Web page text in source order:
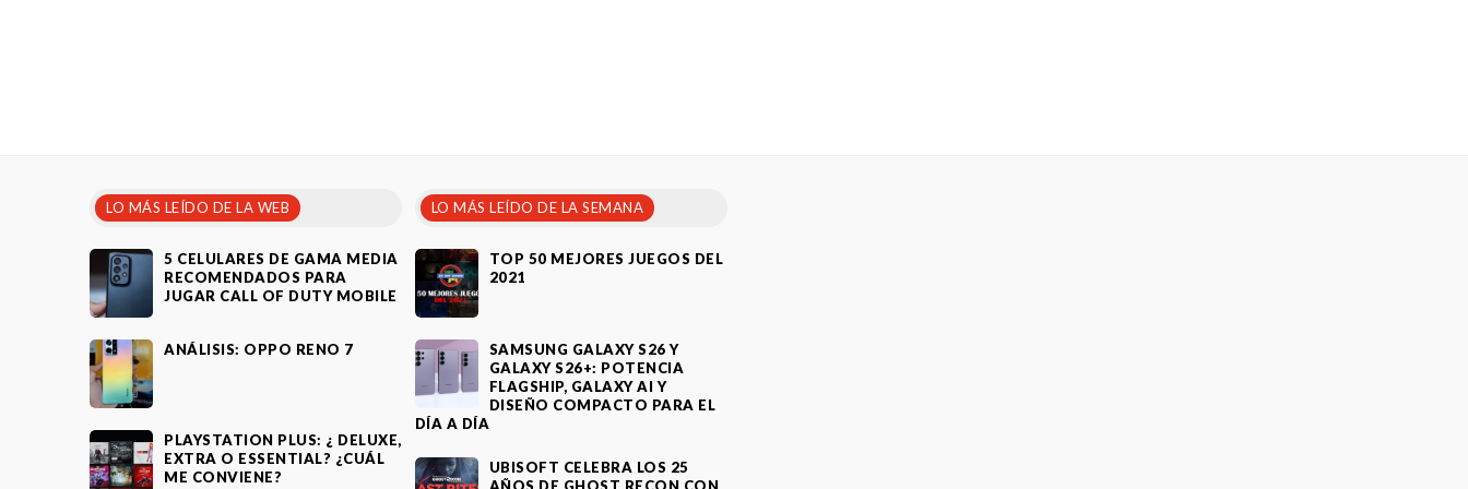
LO MÁS LEÍDO DE LA WEB
5 CELULARES DE GAMA MEDIA
RECOMENDADOS PARA
JUGAR CALL OF DUTY MOBILE
ANÁLISIS: OPPO RENO 7
PLAYSTATION PLUS: ¿ DELUXE,
EXTRA O ESSENTIAL? ¿CUÁL
ME CONVIENE?
LO MÁS LEÍDO DE LA SEMANA
TOP 50 MEJORES JUEGOS DEL
2021
SAMSUNG GALAXY S26 Y
GALAXY S26+: POTENCIA
FLAGSHIP, GALAXY AI Y
DISEÑO COMPACTO PARA EL
DÍA A DÍA
UBISOFT CELEBRA LOS 25
AÑOS DE GHOST RECON CON